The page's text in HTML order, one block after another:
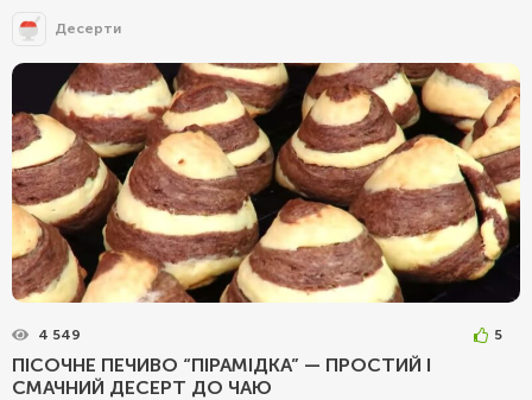
Десерти
4 549 5
ПІСОЧНЕ ПЕЧИВО “ПІРАМІДКА” — ПРОСТИЙ І
СМАЧНИЙ ДЕСЕРТ ДО ЧАЮ